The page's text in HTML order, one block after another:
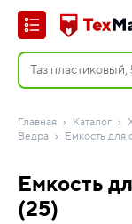
Главная Каталог
Ведра
Емкость для
Емкость
(25)